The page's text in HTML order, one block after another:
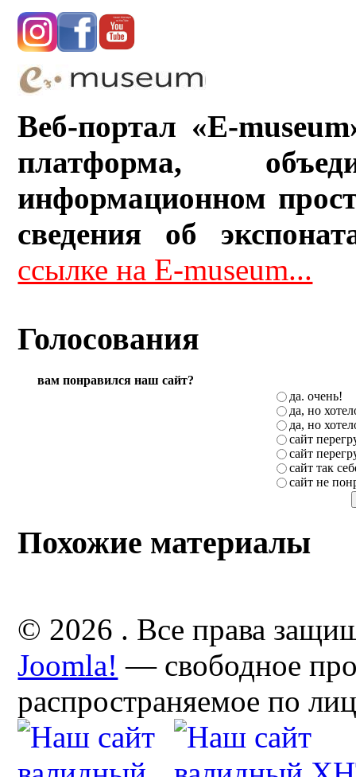
Веб-портал «E-
платформа,
информационном
сведения об
ссылке на E-museum...
Голосования
вам понравился наш сайт?
да. очень!
да, но
да, но
сайт
сайт
сайт так
сайт не
Похожие материалы
© 2026 . Все права
Joomla! — свободное
распространяемое по